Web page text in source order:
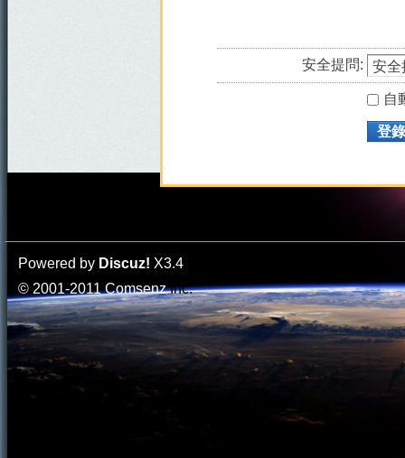
安全提問:
自
登錄
Powered by Discuz! X3.4
© 2001-2011ComsenzInc.